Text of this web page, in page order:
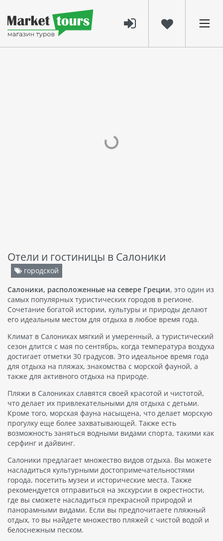
Отели и гостиницы в Салоники
городской
Салоники, расположенные на севере Греции, это один из
самых популярных туристических городов в регионе.
Сочетание богатой истории, культуры и природы делают
его идеальным местом для отдыха в любое время года.
Климат в Салониках мягкий и умеренный, а туристический
сезон длится с мая по сентябрь, когда температура воздуха
достигает отметки 30 градусов. Это идеальное время года
для отдыха на пляжах, знакомства с морской фауной, а
также для активного отдыха на природе.
Пляжи в Салониках славятся своей красотой и чистотой,
что делает их привлекательными для отдыха с детьми.
Кроме того, морская фауна насыщена, что делает морскую
прогулку еще более захватывающей. Также есть
возможность заняться водными видами спорта, такими как
серфинг и дайвинг.
Салоники предлагает множество видов отдыха. Вы можете
насладиться культурными достопримечательностями
города, посетить музеи и исторические места. Также
рекомендуется отправиться на экскурсии в окрестности,
где вы сможете насладиться прекрасной природой и
панорамными видами. Если вы предпочитаете пляжный
отдых, то вы найдете множество пляжей с чистой водой и
белоснежным песком.